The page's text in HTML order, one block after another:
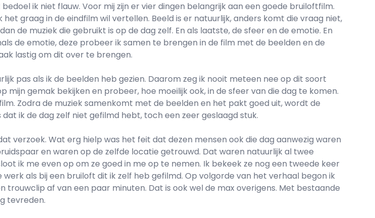
ik niet flauw. Voor mij zijn er vier dingen belangrijk aan een goede bruiloftfilm.
graag in de eindfilm wil vertellen. Beeld is er natuurlijk, anders komt die vraag niet,
de muziek die gebruikt is op de dag zelf. En als laatste, de sfeer en de emotie. En
de emotie, deze probeer ik samen te brengen in de film met de beelden en de
lastig om dit over te brengen.
pas als ik de beelden heb gezien. Daarom zeg ik nooit meteen nee op dit soort
gemak bekijken en probeer, hoe moeilijk ook, in de sfeer van die dag te komen.
Zodra de muziek samenkomt met de beelden en het pakt goed uit, wordt de
ik de dag zelf niet gefilmd hebt, toch een zeer geslaagd stuk.
verzoek. Wat erg hielp was het feit dat dezen mensen ook die dag aanwezig waren
en waren op de zelfde locatie getrouwd. Dat waren natuurlijk al twee
ik me even op om ze goed in me op te nemen. Ik bekeek ze nog een tweede keer
als bij een bruiloft dit ik zelf heb gefilmd. Op volgorde van het verhaal begon ik
af van een paar minuten. Dat is ook wel de max overigens. Met bestaande
tevreden.